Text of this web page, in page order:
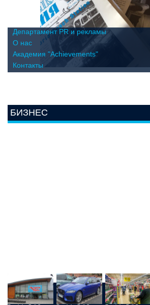
Департамент PR и рекламы
О нас
Академия "Achievements"
Контакты
БИЗНЕС